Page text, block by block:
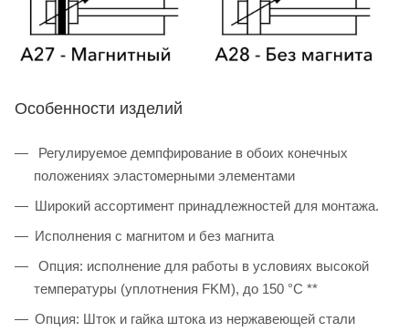
Особенности изделий
Регулируемое демпфирование в обоих конечных
положениях эластомерными элементами
Широкий ассортимент принадлежностей для монтажа.
Исполнения с магнитом и без магнита
Опция: исполнение для работы в условиях высокой
температуры (уплотнения FKM), до 150 °C **
Опция: Шток и гайка штока из нержавеющей стали